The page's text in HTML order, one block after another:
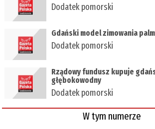
Dodatek pomorski
​Gdański model zimowania
Dodatek pomorski
Rządowy fundusz kupuje
głębokowodny
Dodatek pomorski
W tym numerze